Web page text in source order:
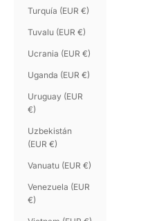
Turquía (EUR €)
Tuvalu (EUR €)
Ucrania (EUR €)
Uganda (EUR €)
Uruguay (EUR
€)
Uzbekistán
(EUR €)
Vanuatu (EUR €)
Venezuela (EUR
€)